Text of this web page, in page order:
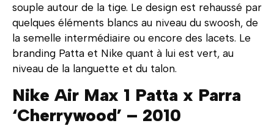
souple autour de la tige. Le design est rehaussé par
quelques éléments blancs au niveau du swoosh, de
la semelle intermédiaire ou encore des lacets. Le
branding Patta et Nike quant à lui est vert, au
niveau de la languette et du talon.
Nike Air Max 1 Patta x Parra
‘Cherrywood’ – 2010